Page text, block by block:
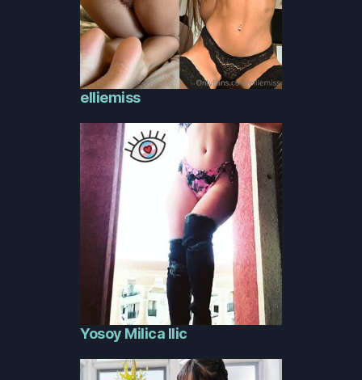
elliemiss
Yosoy Milica Ilic